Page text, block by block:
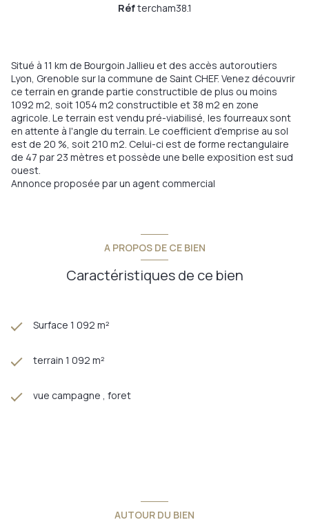
Réftercham38.1
Situé à 11 km de Bourgoin Jallieu et des accès autoroutiers
Lyon, Grenoble sur la commune de Saint CHEF. Venez découvrir
ce terrain en grande partie constructible de plus ou moins
1092 m2, soit 1054 m2 constructible et 38 m2 en zone
agricole. Le terrain est vendu pré-viabilisé, les fourreaux sont
en attente à l'angle du terrain. Le coefficient d'emprise au sol
est de 20 %, soit 210 m2. Celui-ci est de forme rectangulaire
de 47 par 23 mètres et possède une belle exposition est sud
ouest.
Annonce proposée par un agent commercial
A PROPOS DE CE BIEN
Caractéristiques de ce bien
Surface 1 092 m²
terrain 1 092 m²
vue campagne , foret
AUTOUR DU BIEN